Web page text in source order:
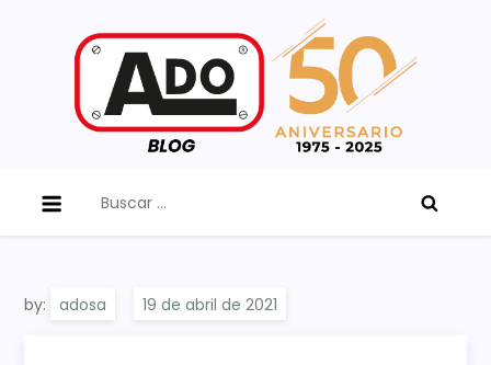
by: adosa